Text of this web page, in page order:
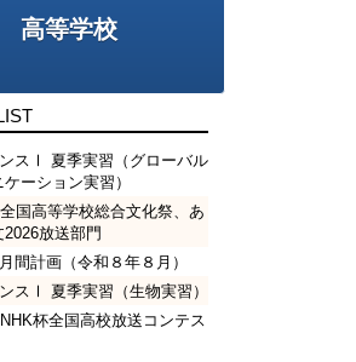
高等学校
スⅠ 夏季実習（グローバル
ーション実習）
国高等学校総合文化祭、あ
2026放送部門
間計画（令和８年８月）
スⅠ 夏季実習（生物実習）
杯全国高校放送コンテス